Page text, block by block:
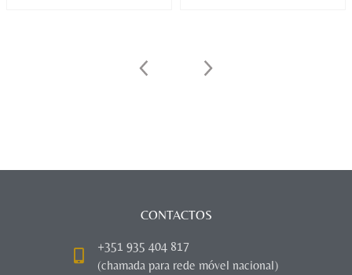
CONTACTOS
+351 935 404 817
(chamada para rede móvel nacional)